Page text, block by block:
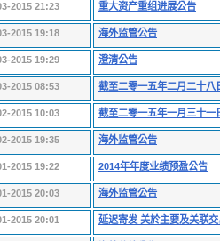
2015 21:23 重大资产重组进展公告
2015 19:18 海外监管公告
2015 19:29 澄清公告
2015 08:53 截至二零一五年二月二十八
2015 10:03 截至二零一五年一月三十一
2015 19:35 海外监管公告
2015 19:22 2014年年度业绩预盈公告
2015 20:03 海外监管公告
2015 20:01 延迟寄发 关於主要及关联